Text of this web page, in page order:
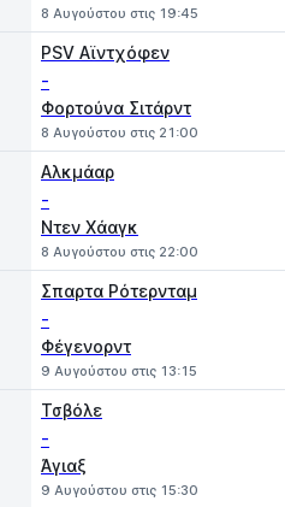
8 Αυγούστου στις 19:45
PSV Αϊντχόφεν
-
Φορτούνα Σιτάρντ
8 Αυγούστου στις 21:00
Αλκμάαρ
-
Ντεν Χάαγκ
8 Αυγούστου στις 22:00
Σπαρτα Ρότερνταμ
-
Φέγενορντ
9 Αυγούστου στις 13:15
Τσβόλε
-
Άγιαξ
9 Αυγούστου στις 15:30